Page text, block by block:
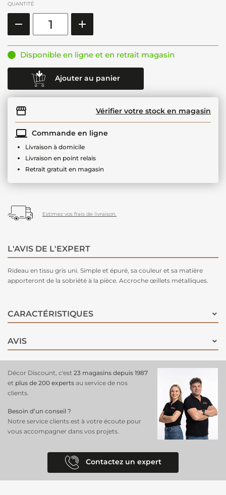
QUANTITÉ
Disponible en ligne et en retrait magasin
Ajouter au panier
Vérifier votre stock en magasin
Commande en ligne
Livraison à domicile
Livraison en point relais
Retrait gratuit en magasin
Estimez vos frais de livraison.
L'AVIS DE L'EXPERT
Rideau en tissu gris uni. Simple et épuré, sa couleur et sa matière
apporteront de la sobriété à la pièce. Accroche œillets métalliques.
CARACTÉRISTIQUES
AVIS
Décor Discount, c'est 23 magasins depuis 1987
et plus de 200 experts au service de nos
clients.
Besoin d’un conseil ?
Notre service clients est à votre écoute pour
vous accompagner dans vos projets.
Contactez un expert